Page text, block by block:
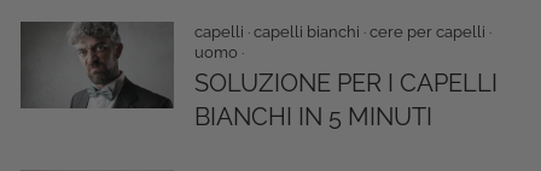
capelli · capelli bianchi · cere per capelli ·
uomo ·
SOLUZIONE PER I CAPELLI
BIANCHI IN 5 MINUTI